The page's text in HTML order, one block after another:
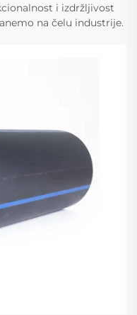
i izdržljivost
na čelu industrije.